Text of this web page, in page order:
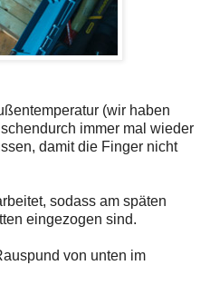
(wir haben
immer mal wieder
damit die Finger nicht
sodass am späten
eingezogen sind.
von unten im